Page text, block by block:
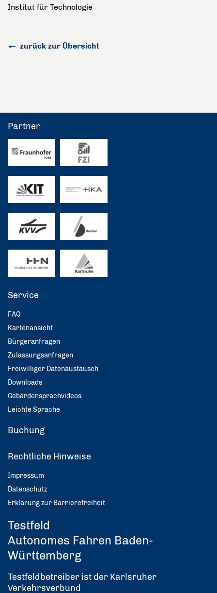
Institut für Technologie
zurück zur Übersicht
Partner
Service
FAQ
Kartenansicht
Bürgeranfragen
Zulassungsanfragen
Freiwilliger Datenaustausch
Downloads
Gebärdensprachvideos
Leichte Sprache
Buchung
Rechtliche Hinweise
Impressum
Datenschutz
Erklärung zur Barrierefreiheit
Testfeld
Autonomes Fahren Baden-
Württemberg
Testfeldbetreiber ist der Karlsruher
Verkehrsverbund